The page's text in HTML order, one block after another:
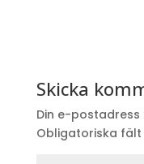
Skicka
Din e-
Obligatoriska